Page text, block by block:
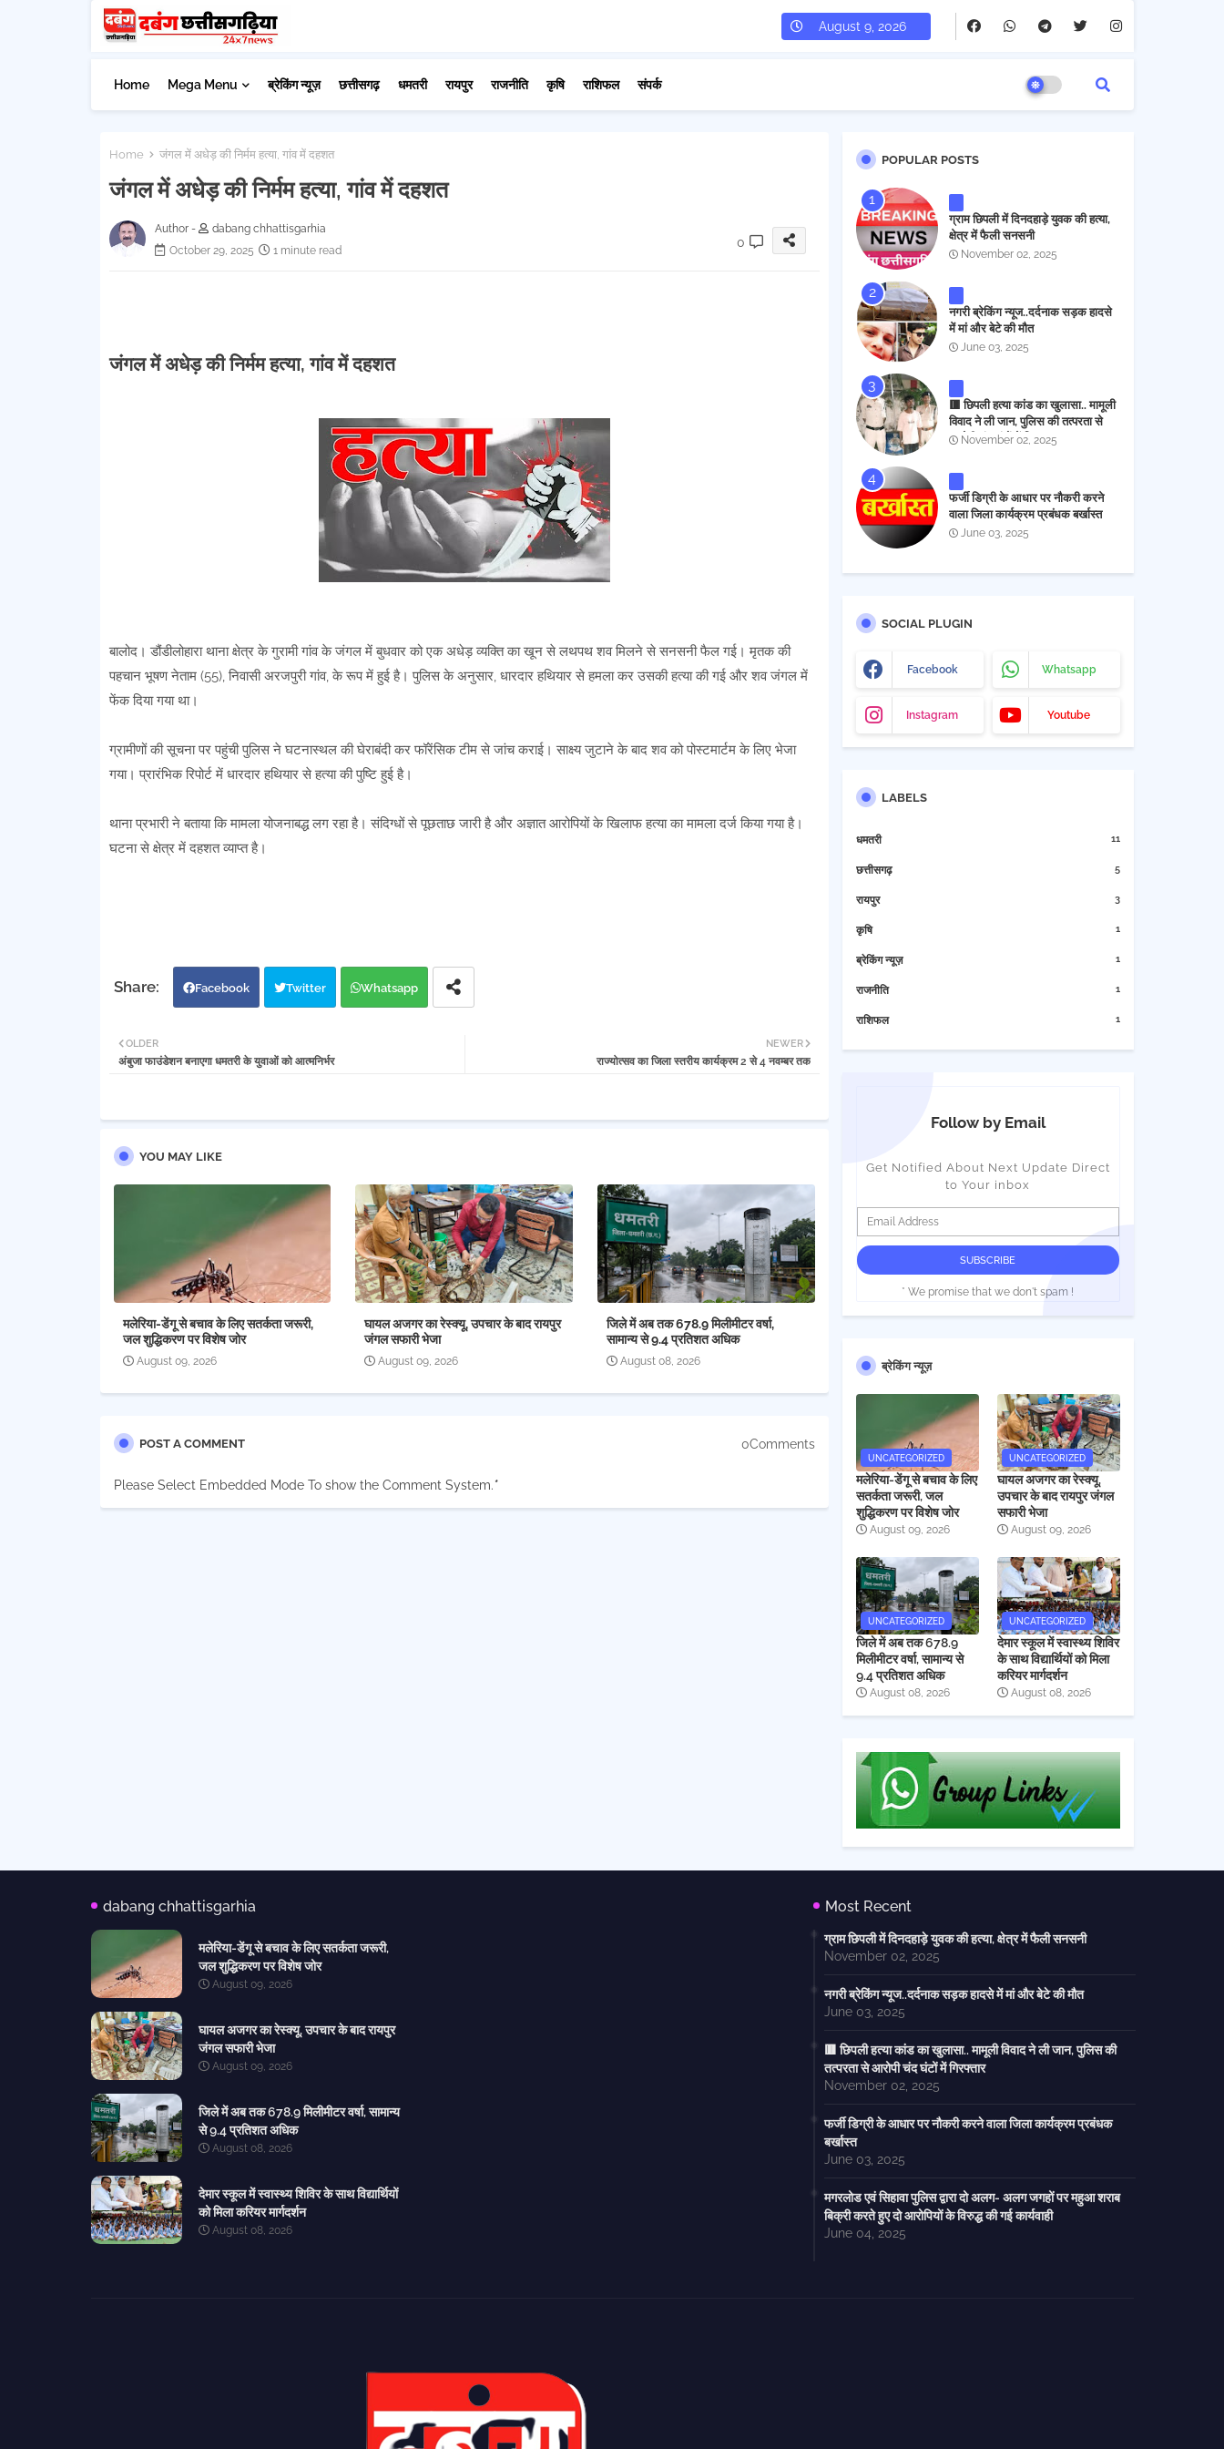
August 9, 2026
Home Mega Menu ब्रेकिंग न्यूज़ छत्तीसगढ़ धमतरी रायपुर राजनीति कृषि राशिफल संपर्क
Home जंगल में अधेड़ की निर्मम हत्या, गांव में दहशत
जंगल में अधेड़ की निर्मम हत्या, गांव में दहशत
Author -
dabang chhattisgarhia
October 29, 2025
1 minute read
0
जंगल में अधेड़ की निर्मम हत्या, गांव में दहशत
बालोद। डौंडीलोहारा थाना क्षेत्र के गुरामी गांव के जंगल में बुधवार को एक अधेड़ व्यक्ति का खून से लथपथ शव मिलने से सनसनी फैल गई। मृतक की
पहचान भूषण नेताम (55), निवासी अरजपुरी गांव, के रूप में हुई है। पुलिस के अनुसार, धारदार हथियार से हमला कर उसकी हत्या की गई और शव जंगल में
फेंक दिया गया था।
ग्रामीणों की सूचना पर पहुंची पुलिस ने घटनास्थल की घेराबंदी कर फॉरेंसिक टीम से जांच कराई। साक्ष्य जुटाने के बाद शव को पोस्टमार्टम के लिए भेजा
गया। प्रारंभिक रिपोर्ट में धारदार हथियार से हत्या की पुष्टि हुई है।
थाना प्रभारी ने बताया कि मामला योजनाबद्ध लग रहा है। संदिग्धों से पूछताछ जारी है और अज्ञात आरोपियों के खिलाफ हत्या का मामला दर्ज किया गया है।
घटना से क्षेत्र में दहशत व्याप्त है।
Facebook Twitter Whatsapp
NEWER
राज्योत्सव का जिला स्तरीय कार्यक्रम 2 से 4 नवम्बर तक
OLDER
अंबुजा फाउंडेशन बनाएगा धमतरी के युवाओं को आत्मनिर्भर
YOU MAY LIKE
मलेरिया-डेंगू से बचाव के लिए सतर्कता जरूरी,
जल शुद्धिकरण पर विशेष जोर
August 09, 2026
घायल अजगर का रेस्क्यू, उपचार के बाद रायपुर
जंगल सफारी भेजा
August 09, 2026
जिले में अब तक 678.9 मिलीमीटर वर्षा,
सामान्य से 9.4 प्रतिशत अधिक
August 08, 2026
POST A COMMENT 0Comments
Please Select Embedded Mode To show the Comment System.*
POPULAR POSTS
ग्राम छिपली में दिनदहाड़े युवक की हत्या,
क्षेत्र में फैली सनसनी
November 02, 2025
नगरी ब्रेकिंग न्यूज..दर्दनाक सड़क हादसे
में मां और बेटे की मौत
June 03, 2025
🟥 छिपली हत्या कांड का खुलासा.. मामूली
विवाद ने ली जान, पुलिस की तत्परता से
आरोपी चंद घंटों में गिरफ्तार
November 02, 2025
फर्जी डिग्री के आधार पर नौकरी करने
वाला जिला कार्यक्रम प्रबंधक बर्खास्त
June 03, 2025
SOCIAL PLUGIN
Facebook Whatsapp
Instagram Youtube
LABELS
धमतरी 11
छत्तीसगढ़ 5
रायपुर 3
कृषि 1
ब्रेकिंग न्यूज़ 1
राजनीति 1
राशिफल 1
Follow by Email
Get Notified About Next Update Direct
to Your inbox
* We promise that we don't spam !
ब्रेकिंग न्यूज़
UNCATEGORIZED
मलेरिया-डेंगू से बचाव के लिए
सतर्कता जरूरी, जल
शुद्धिकरण पर विशेष जोर
August 09, 2026
UNCATEGORIZED
घायल अजगर का रेस्क्यू,
उपचार के बाद रायपुर जंगल
सफारी भेजा
August 09, 2026
UNCATEGORIZED
जिले में अब तक 678.9
मिलीमीटर वर्षा, सामान्य से
9.4 प्रतिशत अधिक
August 08, 2026
UNCATEGORIZED
देमार स्कूल में स्वास्थ्य शिविर
के साथ विद्यार्थियों को मिला
करियर मार्गदर्शन
August 08, 2026
dabang chhattisgarhia
मलेरिया-डेंगू से बचाव के लिए सतर्कता जरूरी,
जल शुद्धिकरण पर विशेष जोर
August 09, 2026
घायल अजगर का रेस्क्यू, उपचार के बाद रायपुर
जंगल सफारी भेजा
August 09, 2026
जिले में अब तक 678.9 मिलीमीटर वर्षा, सामान्य
से 9.4 प्रतिशत अधिक
August 08, 2026
देमार स्कूल में स्वास्थ्य शिविर के साथ विद्यार्थियों
को मिला करियर मार्गदर्शन
August 08, 2026
Most Recent
ग्राम छिपली में दिनदहाड़े युवक की हत्या, क्षेत्र में फैली सनसनी
November 02, 2025
नगरी ब्रेकिंग न्यूज..दर्दनाक सड़क हादसे में मां और बेटे की मौत
June 03, 2025
🟥 छिपली हत्या कांड का खुलासा.. मामूली विवाद ने ली जान, पुलिस की
तत्परता से आरोपी चंद घंटों में गिरफ्तार
November 02, 2025
फर्जी डिग्री के आधार पर नौकरी करने वाला जिला कार्यक्रम प्रबंधक
बर्खास्त
June 03, 2025
मगरलोड एवं सिहावा पुलिस द्वारा दो अलग- अलग जगहों पर महुआ शराब
बिक्री करते हुए दो आरोपियों के विरुद्ध की गई कार्यवाही
June 04, 2025